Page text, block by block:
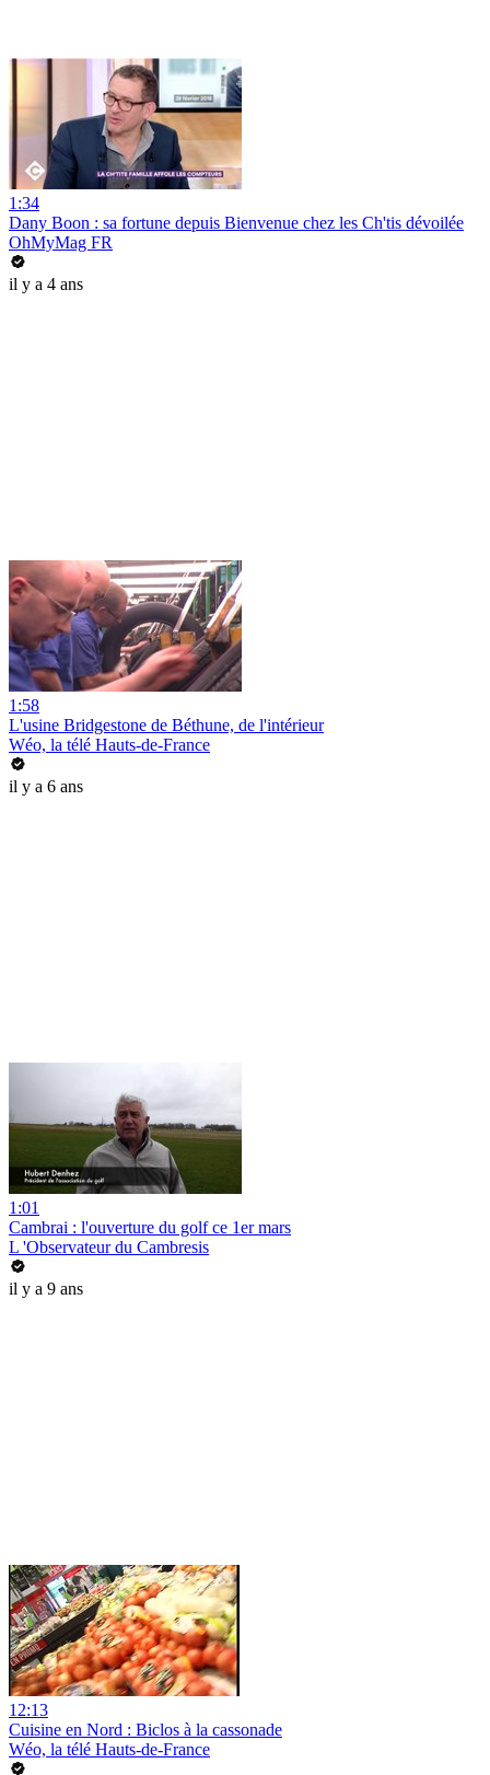
1:34
Dany Boon : sa fortune depuis Bienvenue chez les Ch'tis dévoilée
OhMyMag FR
il y a 4 ans
1:58
L'usine Bridgestone de Béthune, de l'intérieur
Wéo, la télé Hauts-de-France
il y a 6 ans
1:01
Cambrai : l'ouverture du golf ce 1er mars
L 'Observateur du Cambresis
il y a 9 ans
12:13
Cuisine en Nord : Biclos à la cassonade
Wéo, la télé Hauts-de-France